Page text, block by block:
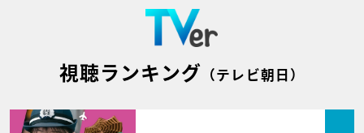
視聴ランキング （テレビ朝日）